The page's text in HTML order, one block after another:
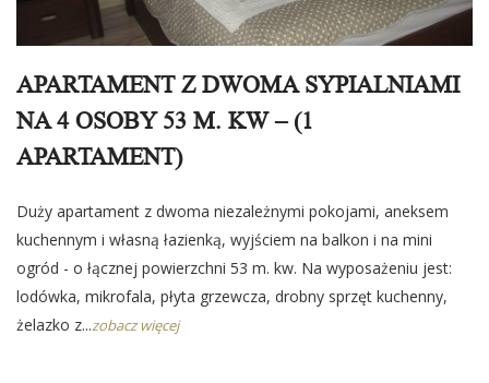
APARTAMENT Z DWOMA SYPIALNIAMI
NA 4 OSOBY 53 M. KW – (1
APARTAMENT)
Duży apartament z dwoma niezależnymi pokojami, aneksem
kuchennym i własną łazienką, wyjściem na balkon i na mini
ogród - o łącznej powierzchni 53 m. kw. Na wyposażeniu jest:
lodówka, mikrofala, płyta grzewcza, drobny sprzęt kuchenny,
żelazko z...zobacz więcej